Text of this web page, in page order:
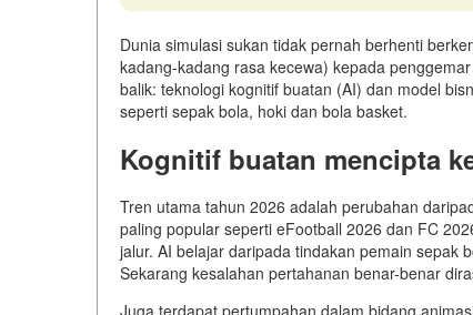
Dunia simulasi sukan tidak pernah berhenti
kadang-kadang rasa kecewa) kepada
balik: teknologi kognitif buatan (AI) dan model
seperti sepak bola, hoki dan bola basket.
Kognitif buatan mencipta
Tren utama tahun 2026 adalah perubahan
paling popular seperti eFootball 2026 dan FC
jalur. AI belajar daripada tindakan pemain sepak
Sekarang kesalahan pertahanan benar-benar